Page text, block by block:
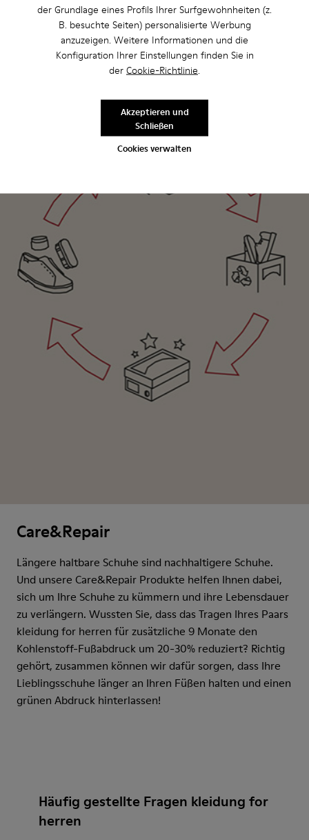
der Grundlage eines Profils Ihrer Surfgewohnheiten (z.
B. besuchte Seiten) personalisierte Werbung
anzuzeigen. Weitere Informationen und die
Konfiguration Ihrer Einstellungen finden Sie in
der Cookie-Richtlinie.
Cookies verwalten
Akzeptieren und
Schließen
sind jedes Jahr 23 Milliarden Paare!
Care&Repair
Längere haltbare Schuhe sind nachhaltigere Schuhe.
Und unsere Care&Repair Produkte helfen Ihnen dabei,
sich um Ihre Schuhe zu kümmern und ihre Lebensdauer
zu verlängern. Wussten Sie, dass das Tragen Ihres Paars
kleidung for herren für zusätzliche 9 Monate den
Kohlenstoff-Fußabdruck um 20-30% reduziert? Richtig
gehört, zusammen können wir dafür sorgen, dass Ihre
Lieblingsschuhe länger an Ihren Füßen halten und einen
grünen Abdruck hinterlassen!
Häufig gestellte Fragen kleidung for
herren